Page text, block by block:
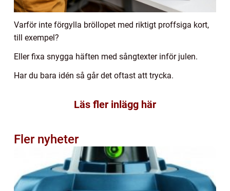
Varför inte förgylla bröllopet med riktigt proffsiga kort,
till exempel?
Eller fixa snygga häften med sångtexter inför julen.
Har du bara idén så går det oftast att trycka.
Läs fler inlägg här
Fler nyheter